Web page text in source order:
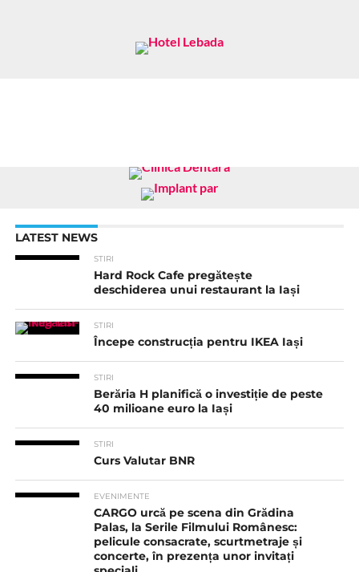
LATEST NEWS
STIRI
Hard Rock Cafe pregătește
deschiderea unui restaurant la Iași
STIRI
Începe construcția pentru IKEA Iași
STIRI
Berăria H planifică o investiție de peste
40 milioane euro la Iași
STIRI
Curs Valutar BNR
EVENIMENTE
CARGO urcă pe scena din Grădina
Palas, la Serile Filmului Românesc:
pelicule consacrate, scurtmetraje și
concerte, în prezența unor invitați